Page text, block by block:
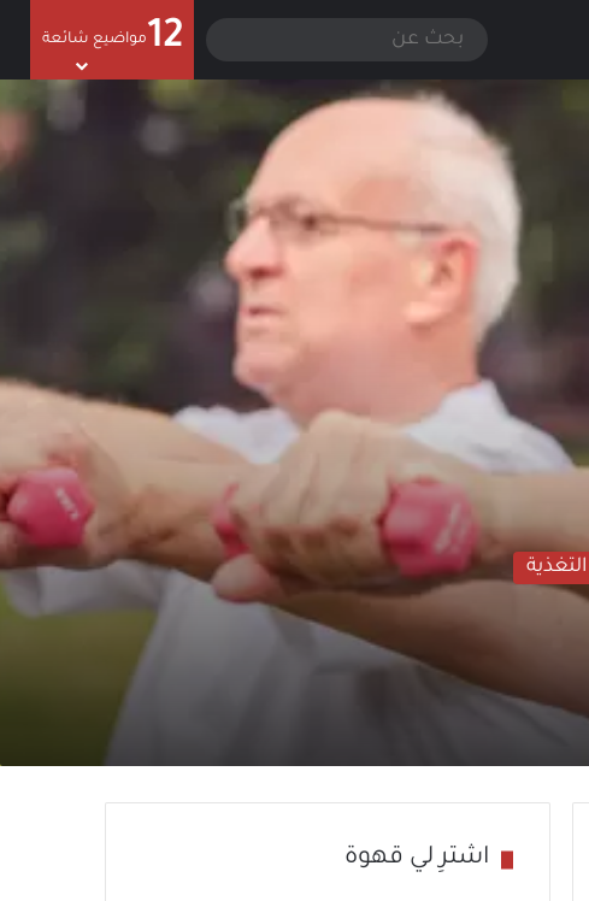
تسجيل الدخول
الوضع المظلم
عن
12 مواضيع شائعة
التغذية
اشترِ لي قهوة